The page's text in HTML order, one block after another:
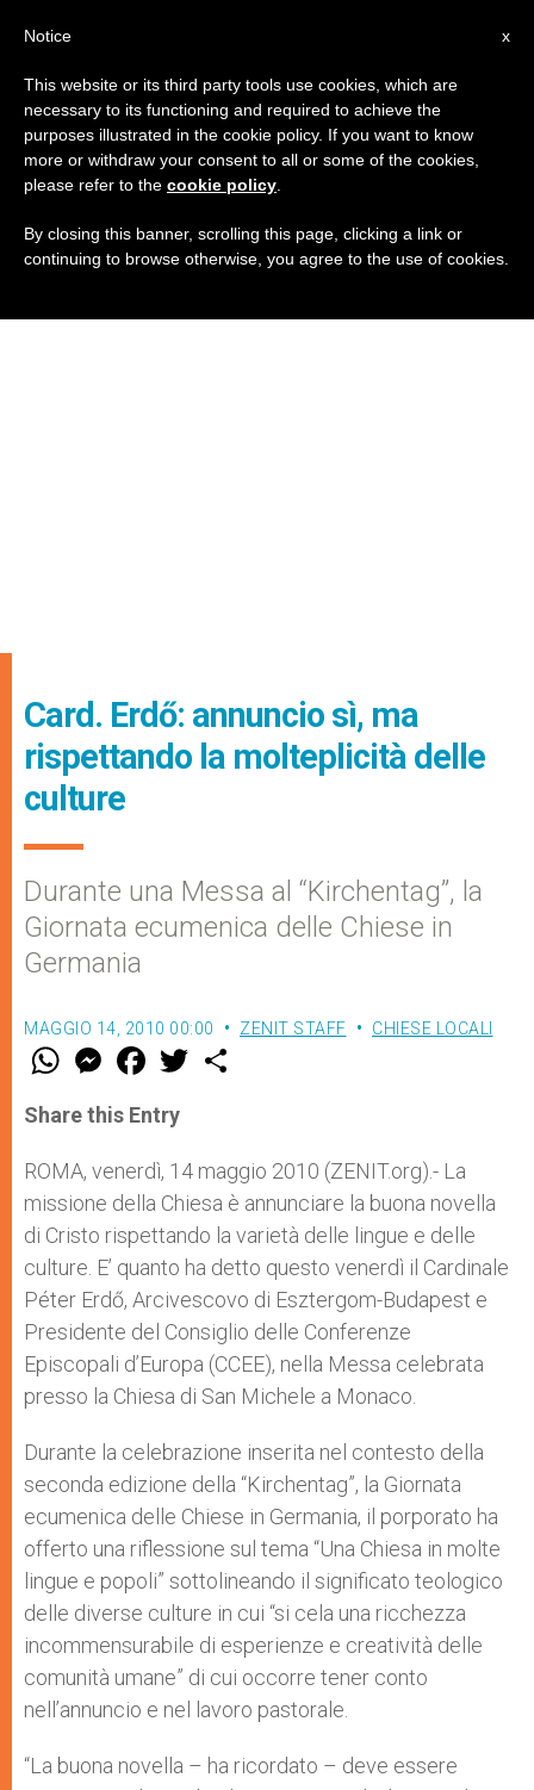
Card. Erdő: annuncio sì, ma
rispettando la molteplicità delle
culture
Durante una Messa al “Kirchentag”, la
Giornata ecumenica delle Chiese in
Germania
MAGGIO 14, 2010 00:00 ZENIT STAFF CHIESE LOCALI
W
t
s
p
p
M
e
s
e
g
e
r
F
a
e
b
o
k
w
r
Share this Entry
ROMA, venerdì, 14 maggio 2010 (ZENIT.org).- La
missione della Chiesa è annunciare la buona novella
di Cristo rispettando la varietà delle lingue e delle
culture. E’ quanto ha detto questo venerdì il Cardinale
Péter Erdő, Arcivescovo di Esztergom-Budapest e
Presidente del Consiglio delle Conferenze
Episcopali d’Europa (CCEE), nella Messa celebrata
presso la Chiesa di San Michele a Monaco.
Durante la celebrazione inserita nel contesto della
seconda edizione della “Kirchentag”, la Giornata
ecumenica delle Chiese in Germania, il porporato ha
offerto una riflessione sul tema “Una Chiesa in molte
lingue e popoli” sottolineando il significato teologico
delle diverse culture in cui “si cela una ricchezza
incommensurabile di esperienze e creatività delle
comunità umane” di cui occorre tener conto
nell’annuncio e nel lavoro pastorale.
“La buona novella – ha ricordato – deve essere
x
Notice
This website or its third party tools use cookies, which are
necessary to its functioning and required to achieve the
purposes illustrated in the cookie policy. If you want to know
more or withdraw your consent to all or some of the cookies,
please refer to the cookie policy
By closing this banner, scrolling this page, clicking a link or
continuing to browse otherwise, you agree to the use of cookies.